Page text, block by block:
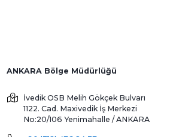
ANKARA Bölge Müdürlüğü
İvedik OSB Melih Gökçek Bulvarı
1122. Cad. Maxivedik İş Merkezi
No:20/106 Yenimahalle / ANKARA